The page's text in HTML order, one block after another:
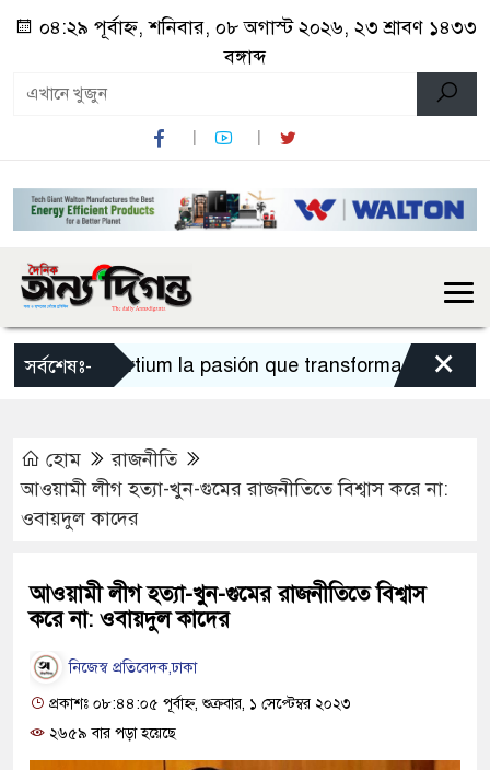
০৪:২৯ পূর্বাহ্ন, শনিবার, ০৮ অগাস্ট ২০২৬, ২৩ শ্রাবণ ১৪৩৩
বঙ্গাব্দ
সর্বশেষঃ-Sportium la pasión que transforma cada ×
হোম
রাজনীতি
আওয়ামী লীগ হত্যা-খুন-গুমের রাজনীতিতে বিশ্বাস করে না:
ওবায়দুল কাদের
আওয়ামী লীগ হত্যা-খুন-গুমের রাজনীতিতে বিশ্বাস
করে না: ওবায়দুল কাদের
নিজেস্ব প্রতিবেদক,ঢাকা
প্রকাশঃ ০৮:৪৪:০৫ পূর্বাহ্ন, শুক্রবার, ১ সেপ্টেম্বর ২০২৩
২৬৫৯ বার পড়া হয়েছে